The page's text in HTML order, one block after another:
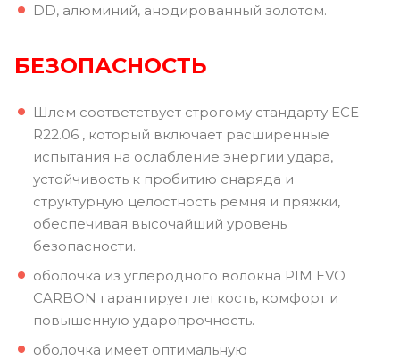
DD, алюминий, анодированный золотом.
БЕЗОПАСНОСТЬ
Шлем соответствует строгому стандарту ECE
R22.06 , который включает расширенные
испытания на ослабление энергии удара,
устойчивость к пробитию снаряда и
структурную целостность ремня и пряжки,
обеспечивая высочайший уровень
безопасности.
оболочка из углеродного волокна PIM EVO
CARBON гарантирует легкость, комфорт и
повышенную ударопрочность.
оболочка имеет оптимальную